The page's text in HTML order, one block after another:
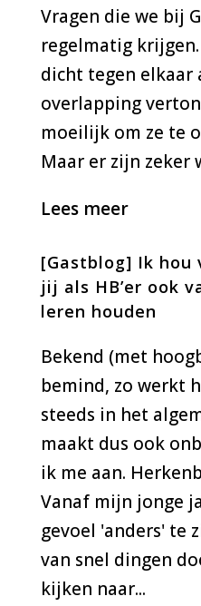
Vragen die we bij
regelmatig
dicht tegen elkaar
overlapping
moeilijk om ze te
Maar er zijn zeker
Lees meer
[Gastblog] Ik hou
jij als HB’er ook
leren houden
Bekend (met
bemind, zo werkt
steeds in het
maakt dus ook
ik me aan.
Vanaf mijn jonge
gevoel 'anders' te
van snel dingen
kijken naar...